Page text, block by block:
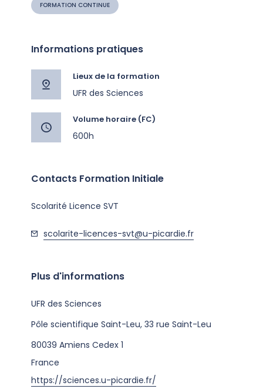
FORMATION CONTINUE
Informations pratiques
Lieux de la formation
UFR des Sciences
Volume horaire (FC)
600h
Contacts Formation Initiale
Scolarité Licence SVT
scolarite-licences-svt@u-picardie.fr
Plus d'informations
UFR des Sciences
Pôle scientifique Saint-Leu, 33 rue Saint-Leu
80039 Amiens Cedex 1
France
https://sciences.u-picardie.fr/